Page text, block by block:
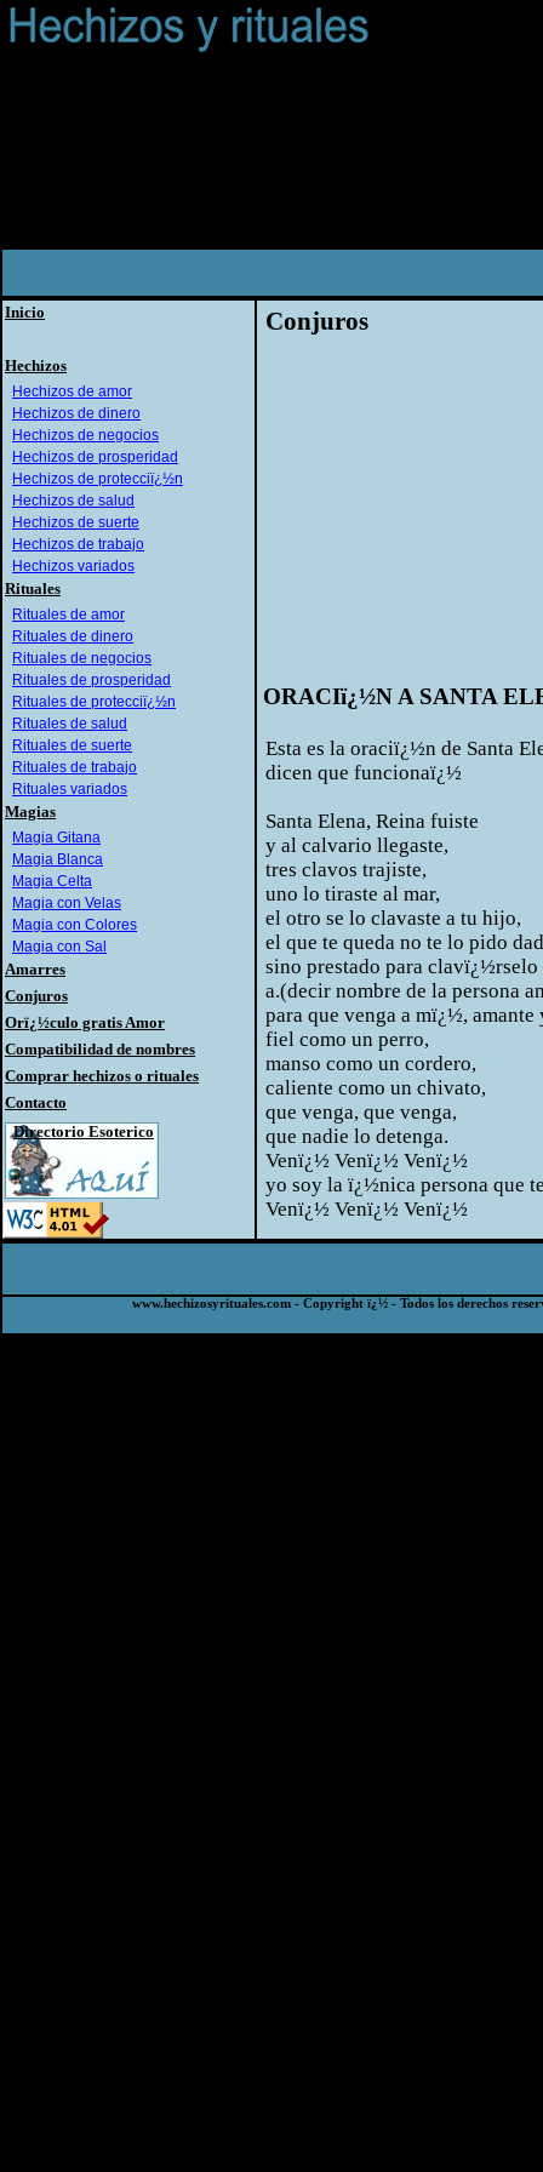
Inicio
Hechizos
Hechizos de amor
Hechizos de dinero
Hechizos de negocios
Hechizos de prosperidad
Hechizos de protecciï¿½n
Hechizos de salud
Hechizos de suerte
Hechizos de trabajo
Hechizos variados
Rituales
Rituales de amor
Rituales de dinero
Rituales de negocios
Rituales de prosperidad
Rituales de protecciï¿½n
Rituales de salud
Rituales de suerte
Rituales de trabajo
Rituales variados
Magias
Magia Gitana
Magia Blanca
Magia Celta
Magia con Velas
Magia con Colores
Magia con Sal
Amarres
Conjuros
Orï¿½culo gratis Amor
Compatibilidad de nombres
Comprar hechizos o rituales
Contacto
Directorio Esoterico
Conjuros
ORACIï¿½N A SANTA
Esta es la oraciï¿½n de Santa
dicen que funcionaï¿½
Santa Elena, Reina fuiste
y al calvario llegaste,
tres clavos trajiste,
uno lo tiraste al mar,
el otro se lo clavaste a tu hijo,
el que te queda no te lo pido
sino prestado para clavï¿½rselo
a.(decir nombre de la persona
para que venga a mï¿½,
fiel como un perro,
manso como un cordero,
caliente como un chivato,
que venga, que venga,
que nadie lo detenga.
Venï¿½ Venï¿½ Venï¿½
yo soy la ï¿½nica persona que
Venï¿½ Venï¿½ Venï¿½
www.hechizosyrituales.com - Copyright ï¿½ - Todos los derechos